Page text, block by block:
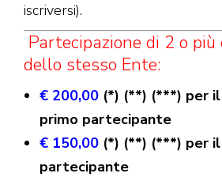
iscriversi).
Partecipazione di 2 o
dello stesso Ente:
€ 200,00 (*) (**) (***) per il
primo partecipante
€ 150,00 (*) (**) (***) per
partecipante